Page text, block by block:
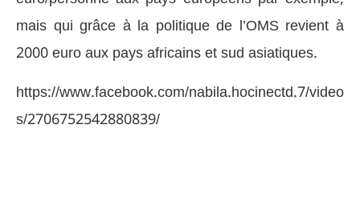
mais qui grâce à la politique de l’OMS revient à
2000 euro aux pays africains et sud asiatiques.
https://www.facebook.com/nabila.hocinectd.7/video
s/2706752542880839/